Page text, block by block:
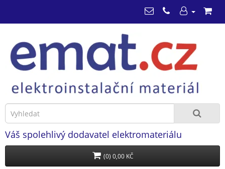
Váš spolehlivý dodavatel elektromateriálu
(0) 0,00 KČ